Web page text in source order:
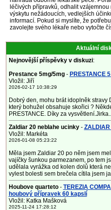
léčivých přípravků, odhalit
výskytu nežádoucích, vedlejších
informací. Pokud si myslíte, že
zavolejte svého lékaře nebo vytočte
Aktuální
Nejnovější příspěvky v diskuzi:
Prestance 5mg/5mg- PRESTANCE
Vložil: Jiří
2026-02-17 10:38:29
Dobrý den, mohu brát idoplněk
který bohužel obsahuje skořici ?
PRESTANCE. Díky za
Zaldiar 20 neblahe ucinky-
Vložil: Markéta
2026-01-08 05:23:22
Měla jsem Zaldiar 20 po něm jsem
vajíčky šunkou parmezanem, po tem
udělala vyrážka od kolen dolů která
vylest bolesti sem brečela cítila jsem
Houbove quarteto- TEREZIA
houbový přípravek 60 kapslí
Vložil: Katka Mašková
2025-11-24 17:28:12